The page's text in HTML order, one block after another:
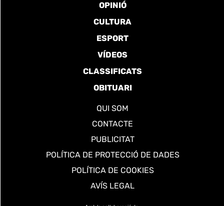
OPINIÓ
CULTURA
ESPORT
VÍDEOS
CLASSIFICATS
OBITUARI
QUI SOM
CONTACTE
PUBLICITAT
POLÍTICA DE PROTECCIÓ DE DADES
POLÍTICA DE COOKIES
AVÍS LEGAL